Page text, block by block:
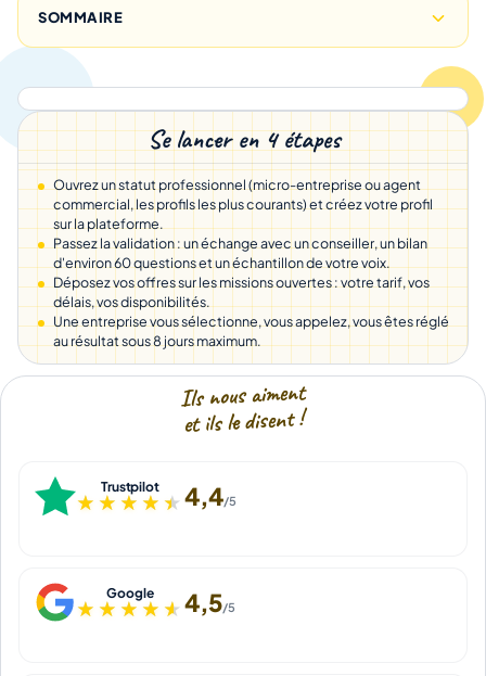
SOMMAIRE
Se lancer en 4 étapes
Ouvrez un statut professionnel (micro-entreprise ou agent
commercial, les profils les plus courants) et créez votre profil
sur la plateforme.
Passez la validation : un échange avec un conseiller, un bilan
d'environ 60 questions et un échantillon de votre voix.
Déposez vos offres sur les missions ouvertes : votre tarif, vos
délais, vos disponibilités.
Une entreprise vous sélectionne, vous appelez, vous êtes réglé
au résultat sous 8 jours maximum.
Ils nous aiment
et ils le disent !
Trustpilot
★★★★★
★★★★★ 4,4/5
Google
★★★★★
★★★★★ 4,5/5